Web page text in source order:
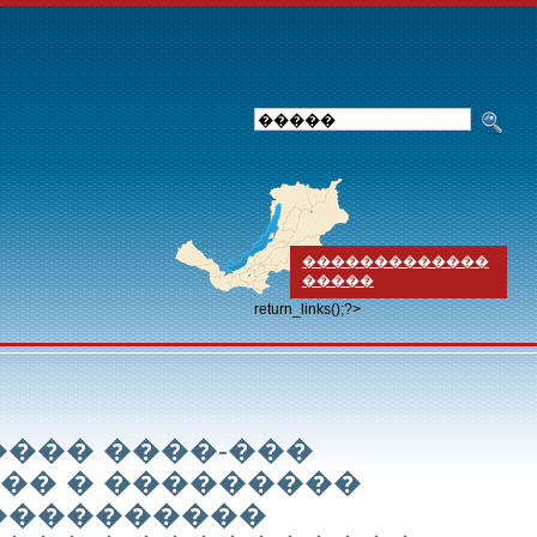
�������������
�����
return_links();?>
����-���
� ���������